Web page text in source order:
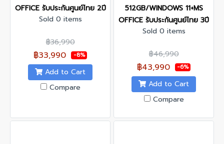
OFFICE รับประกันศูนย์ไทย 2ปี
Sold 0 items
฿36,990
฿33,990 -8%
Add to Cart
Compare
512GB/WINDOWS 11+MS
OFFICE รับประกันศูนย์ไทย 3ปี
Sold 0 items
฿46,990
฿43,990 -6%
Add to Cart
Compare